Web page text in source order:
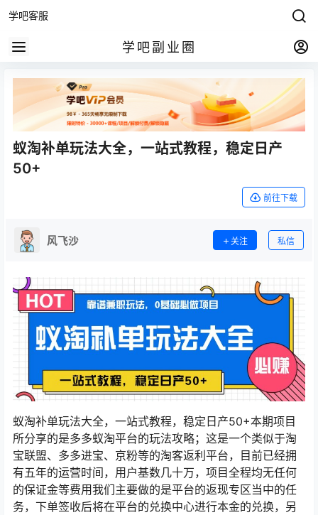
学吧客服
学吧副业圈
蚁淘补单玩法大全，一站式教程，稳定日产
50+
前往下载
风飞沙 关注 私信
蚁淘补单玩法大全，一站式教程，稳定日产50+本期项目
所分享的是多多蚁淘平台的玩法攻略；这是一个类似于淘
宝联盟、多多进宝、京粉等的淘客返利平台，目前已经拥
有五年的运营时间，用户基数几十万，项目全程均无任何
的保证金等费用我们主要做的是平台的返现专区当中的任
务，下单签收后将在平台的兑换中心进行本金的兑换，另